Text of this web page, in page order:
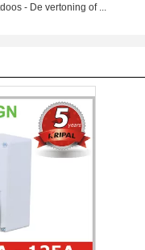
- De vertoning of ...